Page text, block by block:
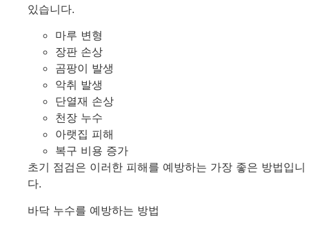
있습니다.
마루 변형
장판 손상
곰팡이 발생
악취 발생
단열재 손상
천장 누수
아랫집 피해
복구 비용 증가
초기 점검은 이러한 피해를 예방하는 가장 좋은 방법입니
다.
바닥 누수를 예방하는 방법